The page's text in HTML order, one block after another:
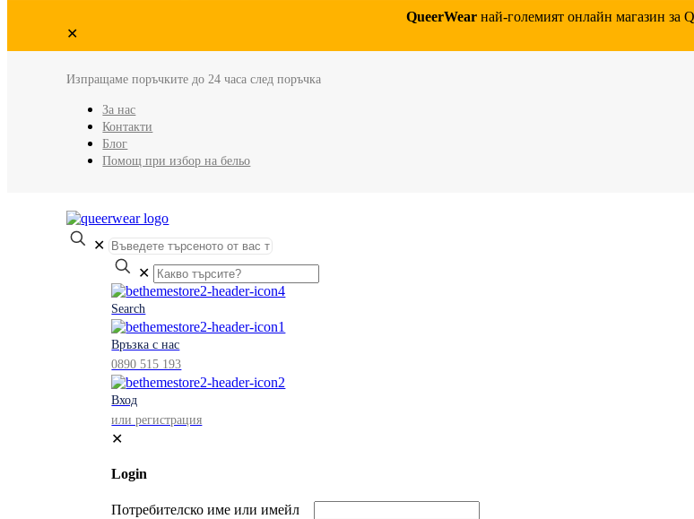
QueerWear най-големият онлайн магазин за
✕
Изпращаме поръчките до 24 часа след поръчка
За нас
Контакти
Блог
Помощ при избор на бельо
✕
✕
Search
Връзка с нас
0890 515 193
Вход
или регистрация
✕
Login
Потребителско име или имейл